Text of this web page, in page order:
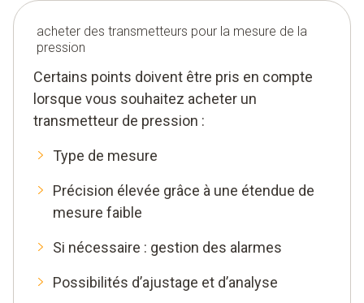
acheter des transmetteurs pour la mesure de la
pression
Certains points doivent être pris en compte
lorsque vous souhaitez acheter un
transmetteur de pression :
Type de mesure
Précision élevée grâce à une étendue de
mesure faible
Si nécessaire : gestion des alarmes
Possibilités d’ajustage et d’analyse